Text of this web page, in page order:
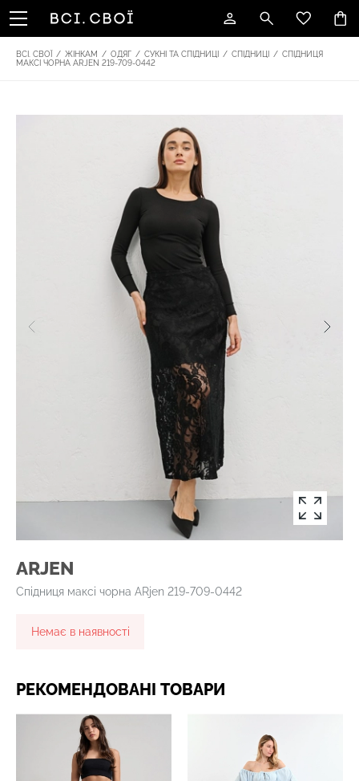
ВСІ. СВОЇ / ЖІНКАМ / ОДЯГ / СУКНІ ТА СПІДНИЦІ / СПІДНИЦІ / СПІДНИЦЯ
МАКСІ ЧОРНА ARJEN 219-709-0442
ARJEN
Спідниця максі чорна ARjen 219-709-0442
Немає в наявності
РЕКОМЕНДОВАНІ ТОВАРИ